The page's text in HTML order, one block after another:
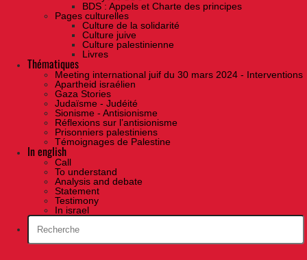
BDS : Appels et Charte des principes
Pages culturelles
Culture de la solidarité
Culture juive
Culture palestinienne
Livres
Thématiques
Meeting international juif du 30 mars 2024 - Interventions
Apartheid israélien
Gaza Stories
Judaïsme - Judéité
Sionisme - Antisionisme
Réflexions sur l’antisionisme
Prisonniers palestiniens
Témoignages de Palestine
In english
Call
To understand
Analysis and debate
Statement
Testimony
In israel